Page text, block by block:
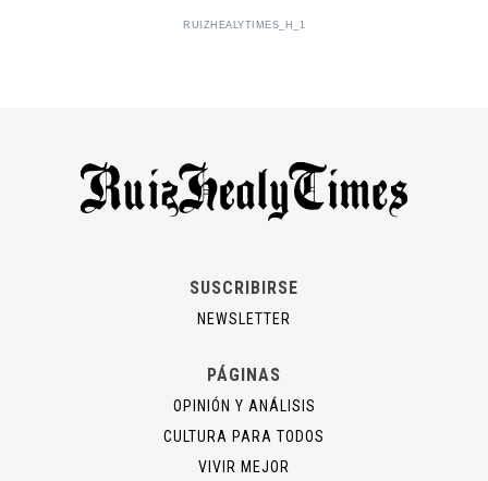
RUIZHEALYTIMES_H_1
SUSCRIBIRSE
NEWSLETTER
PÁGINAS
OPINIÓN Y ANÁLISIS
CULTURA PARA TODOS
VIVIR MEJOR